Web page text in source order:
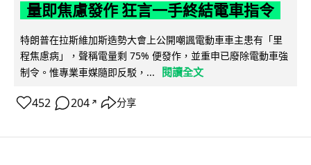
量即焦慮發作 狂言一手終結電車指令
特朗普在拉斯維加斯造勢大會上公開嘲諷電動車車主患有「里
程焦慮病」，聲稱電量剩 75% 便發作，並重申已廢除電動車強
制令。惟專業車媒隨即反駁，...
閱讀全文
452 204 ↗ 分享